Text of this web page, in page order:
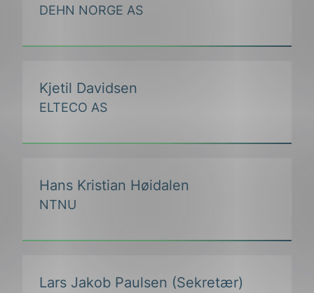
DEHN NORGE AS
Kjetil Davidsen
ELTECO AS
Hans Kristian Høidalen
NTNU
Lars Jakob Paulsen (Sekretær)